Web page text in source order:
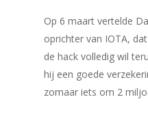
Op 6 maart vertelde
oprichter van IOTA,
de hack volledig wil
hij een goede
zomaar iets om 2